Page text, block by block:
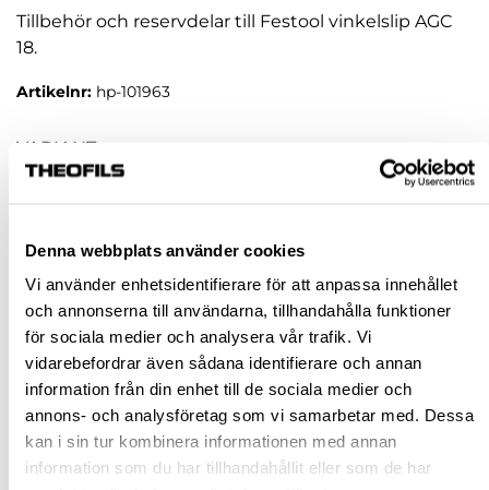
Denna webbplats använder cookies
Vi använder enhetsidentifierare för att anpassa innehållet
och annonserna till användarna, tillhandahålla funktioner
för sociala medier och analysera vår trafik. Vi
vidarebefordrar även sådana identifierare och annan
information från din enhet till de sociala medier och
annons- och analysföretag som vi samarbetar med. Dessa
kan i sin tur kombinera informationen med annan
information som du har tillhandahållit eller som de har
Tillbehör och reservdelar till Festool vinkelslip AGC
18.
Artikelnr: hp-101963
VARIANT
st
VÄLJ VARIANT
Snabba leveranser
Hämta i butik
Ledande leverantör i Sverige